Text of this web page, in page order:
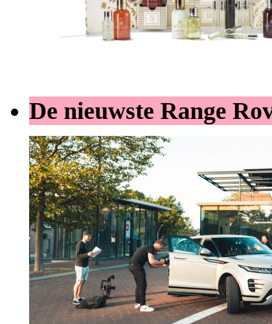
De nieuwste Range